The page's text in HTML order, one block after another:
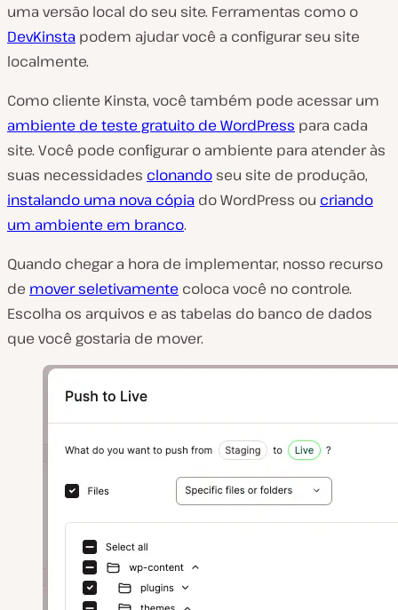
uma versão local do seu site. Ferramentas como o
DevKinsta podem ajudar você a configurar seu site
localmente.
Como cliente Kinsta, você também pode acessar um
ambiente de teste gratuito de WordPress para cada
site. Você pode configurar o ambiente para atender às
suas necessidades clonando seu site de produção,
instalando uma nova cópia do WordPress ou criando
um ambiente em branco.
Quando chegar a hora de implementar, nosso recurso
de mover seletivamente coloca você no controle.
Escolha os arquivos e as tabelas do banco de dados
que você gostaria de mover.